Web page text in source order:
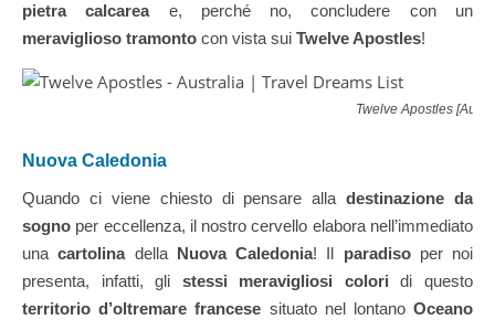
pietra calcareae, perché no, concludere con un
meraviglioso tramonto con vista sui Twelve Apostles!
Twelve Apostles
Nuova Caledonia
Quando ci viene chiesto di pensare alladestinazione da
sogno per eccellenza, il nostro cervello elabora nell’immediato
unacartolinadella Nuova Caledonia! Il paradisoper noi
presenta, infatti, gli stessi meravigliosi colori di questo
territorio d’oltremare francese situato nel lontanoOceano